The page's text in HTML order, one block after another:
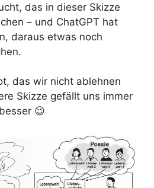
das in dieser Skizze
– und ChatGPT hat
daraus etwas noch
das wir nicht ablehnen
Skizze gefällt uns immer
😉